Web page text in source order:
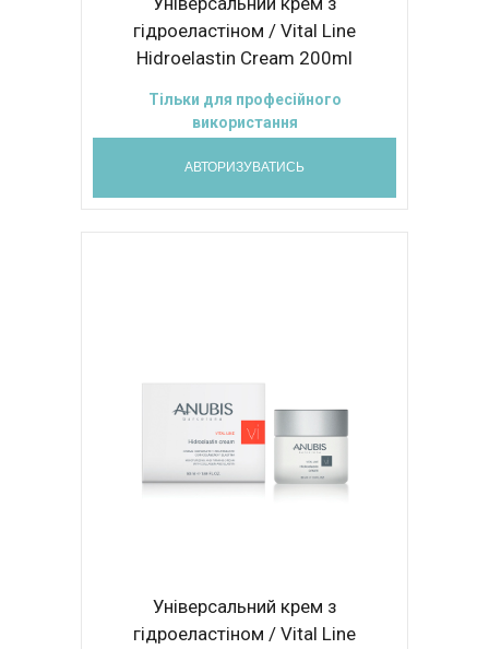
гідроеластіном / Vital Line
Hidroelastin Cream 200ml
Тільки для професійного
використання
АВТОРИЗУВАТИСЬ
Універсальний крем з
гідроеластіном / Vital Line